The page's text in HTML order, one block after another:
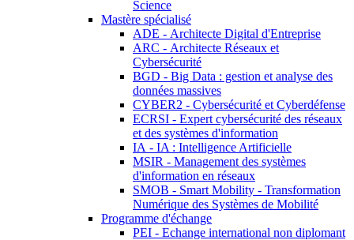
Science
Mastère spécialisé
ADE - Architecte Digital d'Entreprise
ARC - Architecte Réseaux et
Cybersécurité
BGD - Big Data : gestion et analyse des
données massives
CYBER2 - Cybersécurité et Cyberdéfense
ECRSI - Expert cybersécurité des réseaux
et des systèmes d'information
IA - IA : Intelligence Artificielle
MSIR - Management des systèmes
d'information en réseaux
SMOB - Smart Mobility - Transformation
Numérique des Systèmes de Mobilité
Programme d'échange
PEI - Echange international non diplomant